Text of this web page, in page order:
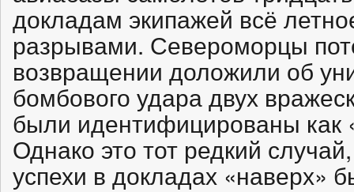
докладам экипажей всё
разрывами. Североморцы
возвращении доложили об
бомбового удара двух
были идентифицированы как
Однако это тот редкий
успехи в докладах «наверх»